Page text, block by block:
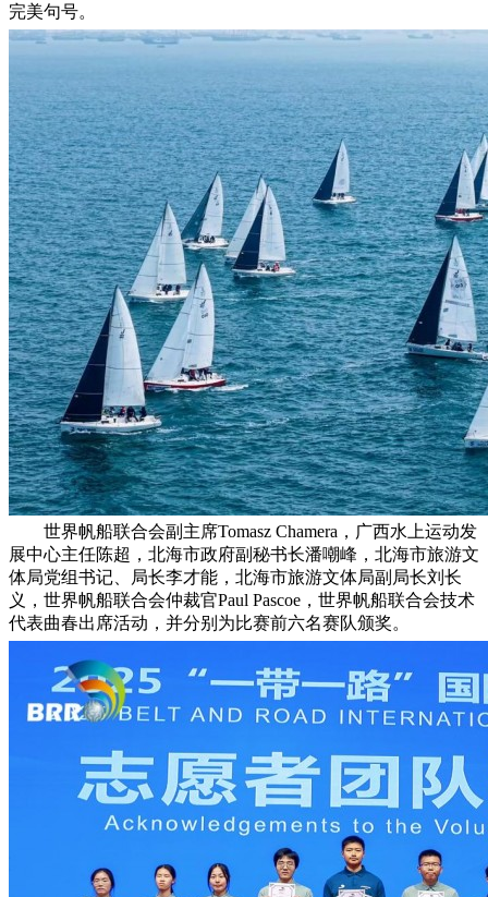
完美句号。
世界帆船联合会副主席Tomasz Chamera，广西水上运动发
展中心主任陈超，北海市政府副秘书长潘嘲峰，北海市旅游文
体局党组书记、局长李才能，北海市旅游文体局副局长刘长
义，世界帆船联合会仲裁官Paul Pascoe，世界帆船联合会技术
代表曲春出席活动，并分别为比赛前六名赛队颁奖。